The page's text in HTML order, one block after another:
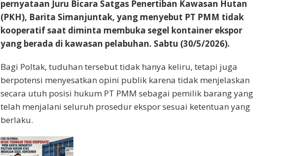
pernyataan Juru Bicara Satgas Penertiban Kawasan Hutan
(PKH), Barita Simanjuntak, yang menyebut PT PMM tidak
kooperatif saat diminta membuka segel kontainer ekspor
yang berada di kawasan pelabuhan. Sabtu (30/5/2026).
Bagi Poltak, tuduhan tersebut tidak hanya keliru, tetapi juga
berpotensi menyesatkan opini publik karena tidak menjelaskan
secara utuh posisi hukum PT PMM sebagai pemilik barang yang
telah menjalani seluruh prosedur ekspor sesuai ketentuan yang
berlaku.